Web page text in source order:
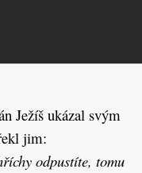
Ježíš ukázal svým
jim:
odpustíte, tomu